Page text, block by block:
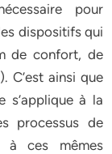
pour
dispositifs qui
de confort, de
C’est ainsi que
s’applique à la
processus de
à ces mêmes